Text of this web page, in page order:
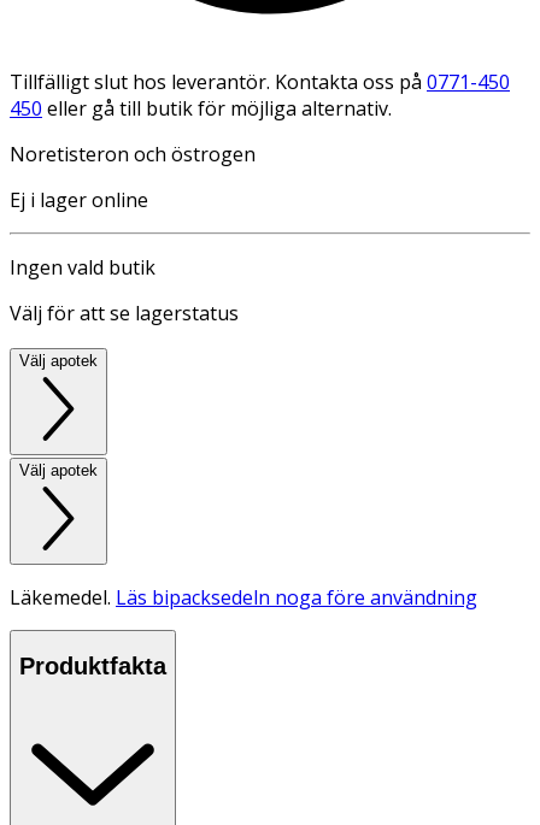
Tillfälligt slut hos leverantör. Kontakta oss på 0771-450
450 eller gå till butik för möjliga alternativ.
Noretisteron och östrogen
Ej i lager online
Ingen vald butik
Välj för att se lagerstatus
Välj apotek
Välj apotek
Läkemedel. Läs bipacksedeln noga före användning
Produktfakta